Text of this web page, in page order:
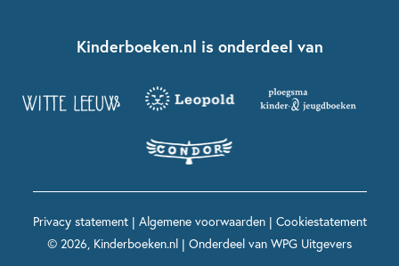
Kinderboeken diversiteit
Grappige kinderboeken
Spannende kinderboeken
Boekentips 12+ jaar
Voor volwassenen
Spekkie en Sproet
Maxi & Helium
Voor het onderwijs
Kinderboeken.nl is onderdeel van
Privacy statement| Algemene voorwaarden| Cookiestatement
© 2026, Kinderboeken.nl | Onderdeel van WPG Uitgevers